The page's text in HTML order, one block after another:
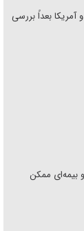
آمریکا بعداً بررسی
بیمه‌ای ممکن